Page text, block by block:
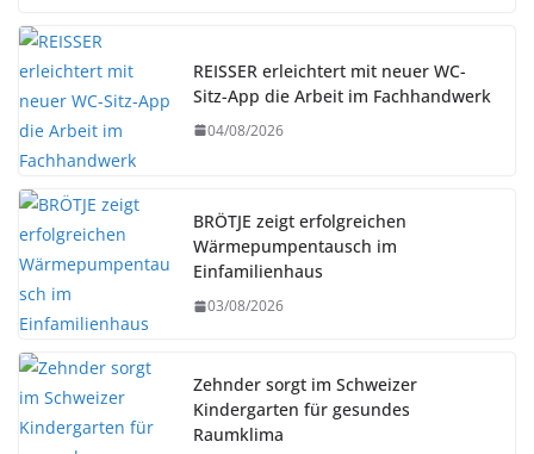
REISSER erleichtert mit neuer WC-
Sitz-App die Arbeit im Fachhandwerk
04/08/2026
BRÖTJE zeigt erfolgreichen
Wärmepumpentausch im
Einfamilienhaus
03/08/2026
Zehnder sorgt im Schweizer
Kindergarten für gesundes
Raumklima